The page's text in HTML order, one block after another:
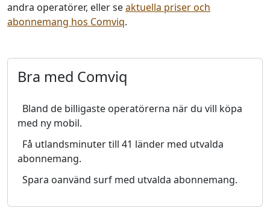
andra operatörer, eller seaktuella priser och
abonnemang hos Comviq.
Bra med Comviq
Bland de billigaste operatörerna när du vill köpa
med ny mobil.
Få utlandsminuter till 41 länder med utvalda
abonnemang.
Spara oanvänd surf med utvalda abonnemang.